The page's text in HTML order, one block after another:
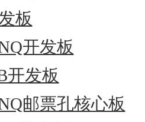
板
开发板
开发板
邮票孔核心板